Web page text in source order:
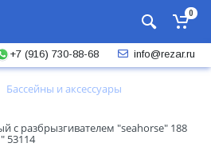
0
+7 (916) 730-88-68 info@rezar.ru
Бассейны и аксессуары
с разбрызгивателем "seahorse" 188
53114